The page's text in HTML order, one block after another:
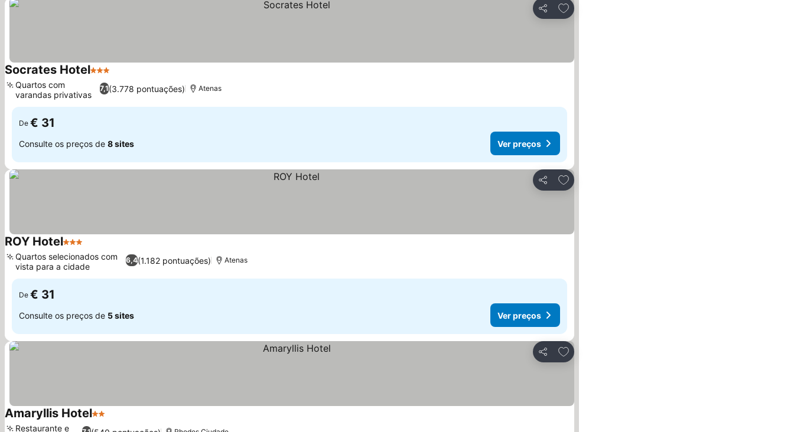
Partilhar
Adicionar aos favoritos
Socrates Hotel3 Estrelas
7,1(3.778 pontuações)
Quartos com
varandas privativas
Atenas
De € 31
Consulte os preços de 8 sites Ver preços
Partilhar
Adicionar aos favoritos
ROY Hotel3 Estrelas
6,4(1.182 pontuações)
Quartos selecionados com
vista para a cidade
Atenas
De € 31
Consulte os preços de 5 sites Ver preços
Partilhar
Adicionar aos favoritos
Amaryllis Hotel2 Estrelas
Restaurante e